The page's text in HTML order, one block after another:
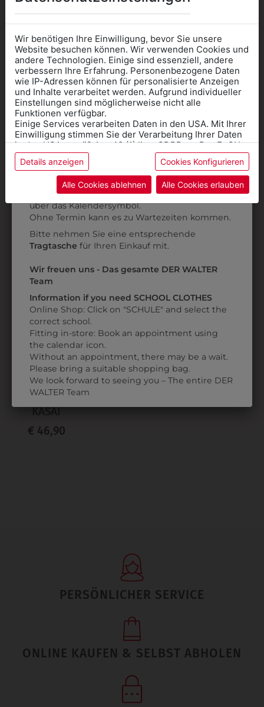
3103002S07B
BUNDHOSE
GROSSE GRÖSSEN
€ 39,90
3103002S00
BUNDHOSE
€ 35,90
ZULETZT ANGESEHEN
3KASSHORTMDGR
BERMUDA
KASAI
€ 46,90
PERSÖNLICHER SERVICE
ONLINE KAUFEN & SELBST ABHOLEN
Wir benötigen Ihre Einwilligung, bevor Sie unsere
Website besuchen können. Wir verwenden Cookies und
andere Technologien. Einige sind essenziell, andere
verbessern Ihre Erfahrung. Personenbezogene Daten
wie IP-Adressen können für personalisierte Anzeigen
und Inhalte verarbeitet werden. Aufgrund individueller
Einstellungen sind möglicherweise nicht alle
Funktionen verfügbar.
Einige Services verarbeiten Daten in den USA. Mit Ihrer
Einwilligung stimmen Sie der Verarbeitung Ihrer Daten
in den USA gemäß Art. 49 (1) lit. a GDPR zu. Der EuGH
stuft die USA als Land mit unzureichendem Datenschutz
ein, und es besteht das Risiko, dass US-Behörden
Daten ohne Klagemöglichkeit für Europäer überwachen.
Datenschutzerklärungbzw. im
Details anzeigen Cookies Konfigurieren
Alle Cookies ablehnen Alle Cookies erlauben
Informationen wenn Sie
Kleidung
für die SCHULE
benötigen
Online Shop: Klick auf SCHULE in der
Kategorie und die richtige Schule auswählen.
AnprobeVorort im Geschäft: Termin buchen
über das Kalendersymbol.
Ohne Termin kann es zu Wartezeiten kommen.
Bitte nehmen Sie eine entsprechende
Tragtasche für Ihren Einkauf mit.
Wir freuen uns - Das gesamte DER WALTER
Team
Information if you need SCHOOL CLOTHES
Online Shop: Click on "SCHULE" and select the
correct school.
Fitting in-store: Book an appointment using
the calendar icon.
Without an appointment, there may be a wait.
Please bring a suitable shopping bag.
We look forward to seeing you – The entire DER
WALTER Team